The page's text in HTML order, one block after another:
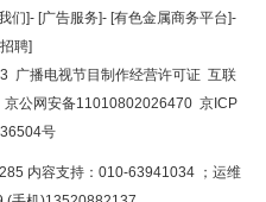
部
页
们]- [广告服务]- [有色金属商务平台]-
聘]
广播电视节目制作经营许可证 互联
京公网安备11010802026470 京ICP
号
内容支持：010-63941034 ；运维